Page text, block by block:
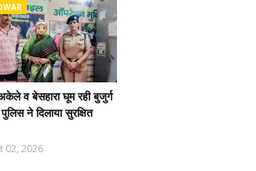
अकेले व बेसहारा घूम रही बुजुर्ग
ने दिलाया सुरक्षित
02, 2026